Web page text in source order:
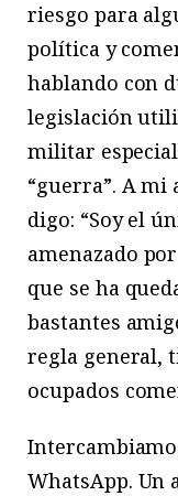
riesgo para
política y
hablando con
legislación
militar
“guerra”. A mi
digo: “Soy el
amenazado
que se ha
bastantes
regla general,
ocupados
WhatsApp. Un